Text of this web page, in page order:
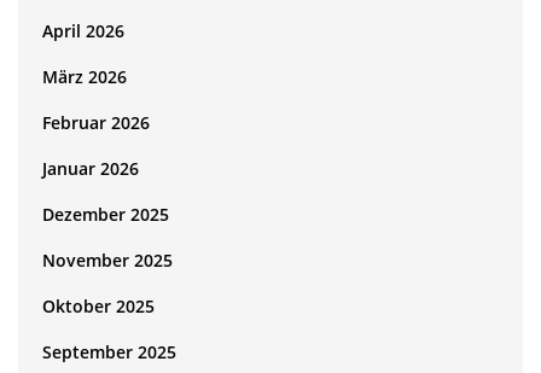
April 2026
März 2026
Februar 2026
Januar 2026
Dezember 2025
November 2025
Oktober 2025
September 2025